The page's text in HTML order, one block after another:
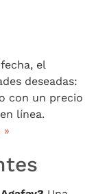
el
deseadas:
con un precio
línea.
»